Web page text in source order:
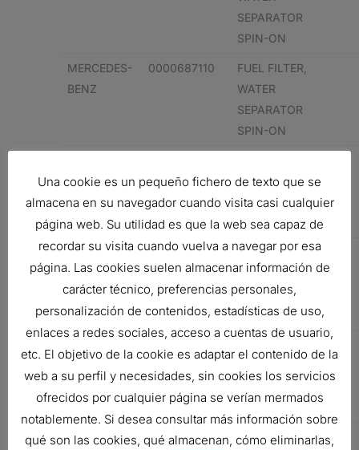
SEPARATOR
SPIN-ON
MERCEDES-
BENZ
0000687110
FUEL FILTER,
WATER
SEPARATOR
SPIN-ON
BENZ
WATER
SEPARATOR
SPIN-ON
MERCEDES-
BENZ
0687110
FUEL FILTER,
WATER
SEPARATOR
SPIN-ON
BENZ
SPIN-ON
MERCEDES-
687110
FUEL FILTER,
Una cookie es un pequeño fichero de texto que se
almacena en su navegador cuando visita casi cualquier
página web. Su utilidad es que la web sea capaz de
recordar su visita cuando vuelva a navegar por esa
página. Las cookies suelen almacenar información de
carácter técnico, preferencias personales,
personalización de contenidos, estadísticas de uso,
enlaces a redes sociales, acceso a cuentas de usuario,
etc. El objetivo de la cookie es adaptar el contenido de la
web a su perfil y necesidades, sin cookies los servicios
ofrecidos por cualquier página se verían mermados
notablemente. Si desea consultar más información sobre
qué son las cookies, qué almacenan, cómo eliminarlas,